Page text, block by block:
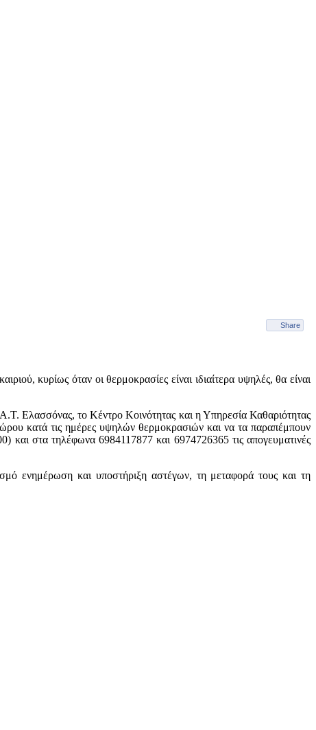
Share
κυρίως όταν οι θερμοκρασίες είναι ιδιαίτερα υψηλές, θα είναι
Α.Τ. Ελασσόνας, το Κέντρο Κοινότητας και η Υπηρεσία Καθαριότητας
κατά τις ημέρες υψηλών θερμοκρασιών και να τα παραπέμπουν
στα τηλέφωνα 6984117877 και 6974726365 τις απογευματινές
ενημέρωση και υποστήριξη αστέγων, τη μεταφορά τους και τη